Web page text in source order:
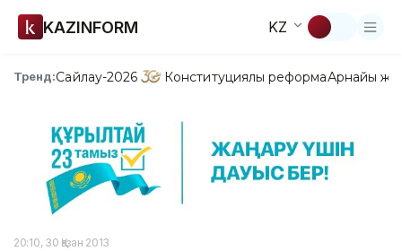
KAZINFORM KZ
Тренд:Сайлау-2026 Конституциялық реформаАрнайы
20:10, 30 Қазан 2013